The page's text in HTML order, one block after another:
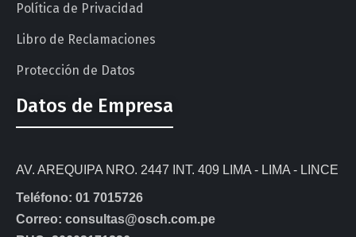
Política de Privacidad
Libro de Reclamaciones
Protección de Datos
Datos de Empresa
AV. AREQUIPA NRO. 2447 INT. 409 LIMA - LIMA - LINCE
Teléfono: 01 7015726
Correo: consultas@osch.com.pe